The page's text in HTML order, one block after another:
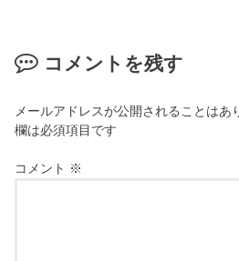
コメントを残す
メールアドレスが公開されることはあ
欄は必須項目です
コメント ※